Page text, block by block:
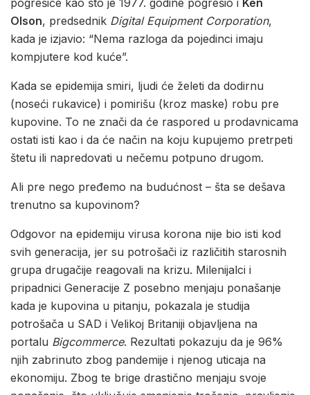
pogrešiće kao što je 1977. godine pogrešio i Ken
Olson, predsednik Digital Equipment Corporation,
kada je izjavio: “Nema razloga da pojedinci imaju
kompjutere kod kuće”.
Kada se epidemija smiri, ljudi će želeti da dodirnu
(noseći rukavice) i pomirišu (kroz maske) robu pre
kupovine. To ne znači da će raspored u prodavnicama
ostati isti kao i da će način na koju kupujemo pretrpeti
štetu ili napredovati u nečemu potpuno drugom.
Ali pre nego pređemo na budućnost – šta se dešava
trenutno sa kupovinom?
Odgovor na epidemiju virusa korona nije bio isti kod
svih generacija, jer su potrošači iz različitih starosnih
grupa drugačije reagovali na krizu. Milenijalci i
pripadnici Generacije Z posebno menjaju ponašanje
kada je kupovina u pitanju, pokazala je studija
potrošača u SAD i Velikoj Britaniji objavljena na
portalu Bigcommerce. Rezultati pokazuju da je 96%
njih zabrinuto zbog pandemije i njenog uticaja na
ekonomiju. Zbog te brige drastično menjaju svoje